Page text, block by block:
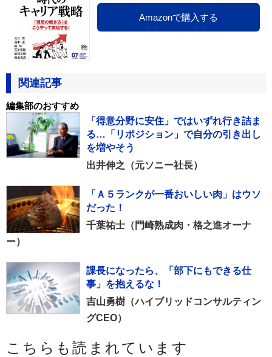
Amazonで購入する
関連記事
編集部のおすすめ
「得意分野に安住」ではいずれ行き詰ま
る…「リポジション」で自分の引き出し
を増やそう
出井伸之（元ソニー社長）
「Ａ５ランクが一番おいしい肉」はウソ
だった！
千葉祐士（門崎熟成肉・格之進オーナ
ー）
課長になったら、「部下にもできる仕
事」を抱えるな！
吉山勇樹（ハイブリッドコンサルティン
グCEO）
こちらも読まれています